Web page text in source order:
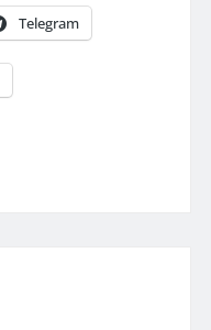
Telegram